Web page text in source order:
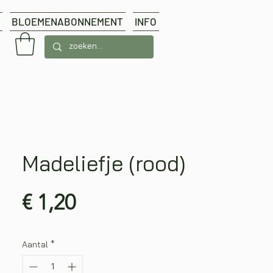
BLOEMENABONNEMENT INFO
Madeliefje (rood)
€ 1,20Prijs
Aantal *